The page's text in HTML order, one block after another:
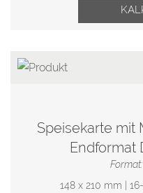
Speisekarte mit
Endformat
148 x 210 mm |